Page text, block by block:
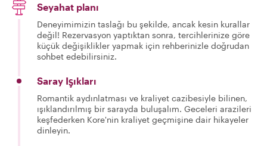
Seyahat planı
Deneyimimizin taslağı bu şekilde, ancak kesin kurallar
değil! Rezervasyon yaptıktan sonra, tercihlerinize göre
küçük değişiklikler yapmak için rehberinizle doğrudan
sohbet edebilirsiniz.
Saray Işıkları
Romantik aydınlatması ve kraliyet cazibesiyle bilinen,
ışıklandırılmış bir sarayda buluşalım. Geceleri arazileri
keşfederken Kore'nin kraliyet geçmişine dair hikayeler
dinleyin.